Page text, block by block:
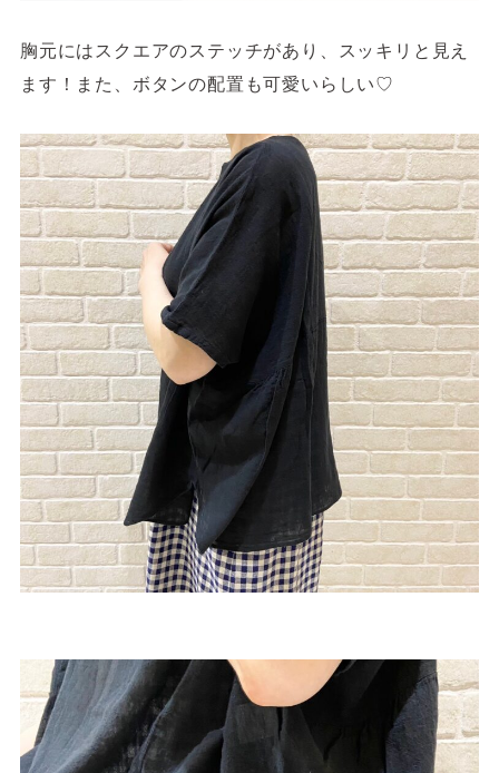
胸元にはスクエアのステッチがあり、スッキリと見え
ます！また、ボタンの配置も可愛いらしい♡